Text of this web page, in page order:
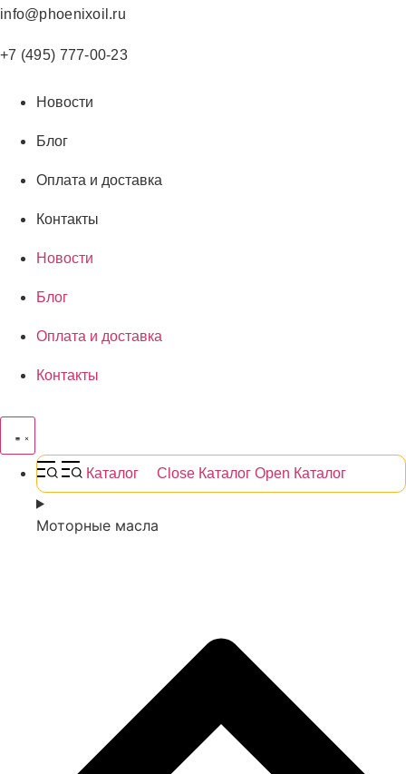
Перейти
содержимому
info@phoenixoil.ru
+7 (495) 777-00-23
Новости
Блог
Оплата и доставка
Контакты
Новости
Блог
Оплата и доставка
Контакты
Каталог Close Каталог Open Каталог
Моторные масла